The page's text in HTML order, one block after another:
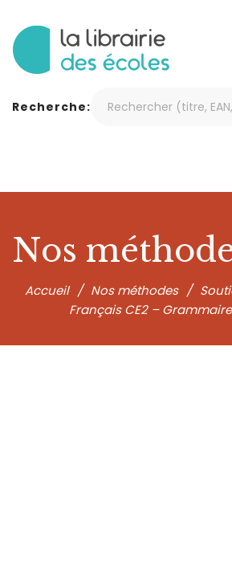
Recherche:
Nos
Accueil / Nos méthodes /
Français CE2 –